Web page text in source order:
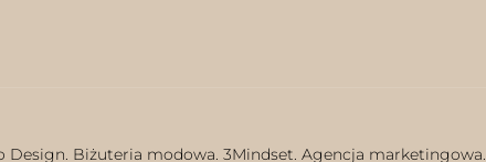
Design. Biżuteria modowa. 3Mindset. Agencja marketingowa.